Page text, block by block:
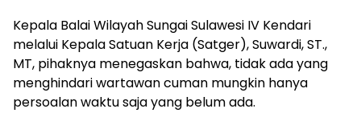
Kepala Balai Wilayah Sungai Sulawesi IV Kendari
melalui Kepala Satuan Kerja (Satger), Suwardi, ST.,
MT, pihaknya menegaskan bahwa, tidak ada yang
menghindari wartawan cuman mungkin hanya
persoalan waktu saja yang belum ada.